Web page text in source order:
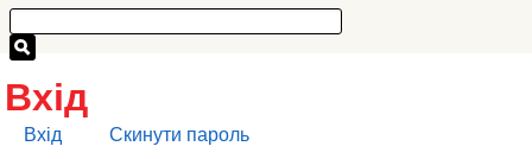
Вхід
Основні
Вхід Скинути пароль